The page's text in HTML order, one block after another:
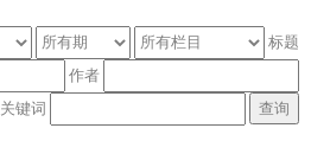
标题
作者
关键词